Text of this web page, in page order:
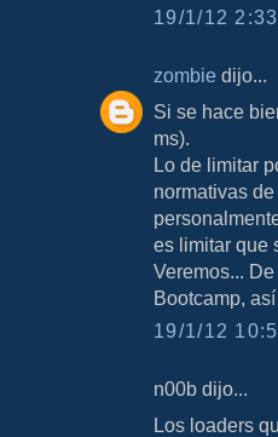
19/1/12
zombie dijo...
Si se hace
ms).
Lo de limitar
normativas
es limitar que
Veremos...
Bootcamp,
19/1/12
n00b dijo...
Los loaders